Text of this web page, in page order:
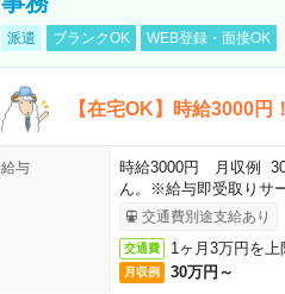
派遣 ブランクOK WEB登録・面接OK
【在宅OK】時給3000円
給与
時給3000円 月収例
ん。※給与即受取りサ
交通費別途支給あり
交通費 1ヶ月3万円を
月収例 30万円～